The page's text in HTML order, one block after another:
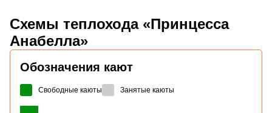
Схемы теплохода «Принцесса
Анабелла»
Обозначения кают
Свободные каюты Занятые каюты